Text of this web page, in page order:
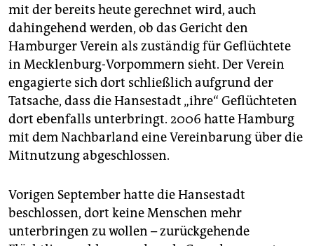
mit der bereits heute gerechnet wird, auch
dahingehend werden, ob das Gericht den
Hamburger Verein als zuständig für Geflüchtete
in Mecklenburg-Vorpommern sieht. Der Verein
engagierte sich dort schließlich aufgrund der
Tatsache, dass die Hansestadt „ihre“ Geflüchteten
dort ebenfalls unterbringt. 2006 hatte Hamburg
mit dem Nachbarland eine Vereinbarung über die
Mitnutzung abgeschlossen.
Vorigen September hatte die Hansestadt
beschlossen, dort keine Menschen mehr
unterbringen zu wollen – zurückgehende